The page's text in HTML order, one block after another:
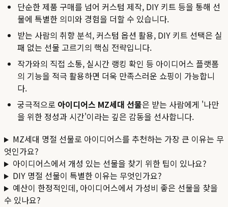
단순한 제품 구매를 넘어 커스텀 제작, DIY 키트 등을 통해 선
물에 특별한 의미와 경험을 더할 수 있습니다.
받는 사람의 취향 분석, 커스텀 옵션 활용, DIY 키트 선택은 실
패 없는 선물 고르기의 핵심 전략입니다.
작가와의 직접 소통, 실시간 랭킹 확인 등 아이디어스 플랫폼
의 기능을 적극 활용하면 더욱 만족스러운 쇼핑이 가능합니
다.
궁극적으로 아이디어스 MZ세대 선물은 받는 사람에게 '나만
을 위한 정성과 시간'이라는 깊은 감동을 선사합니다.
MZ세대 명절 선물로 아이디어스를 추천하는 가장 큰 이유는 무
엇인가요?
아이디어스에서 개성 있는 선물을 찾기 위한 팁이 있나요?
DIY 명절 선물이 특별한 이유는 무엇인가요?
예산이 한정적인데, 아이디어스에서 가성비 좋은 선물을 찾을
수 있나요?